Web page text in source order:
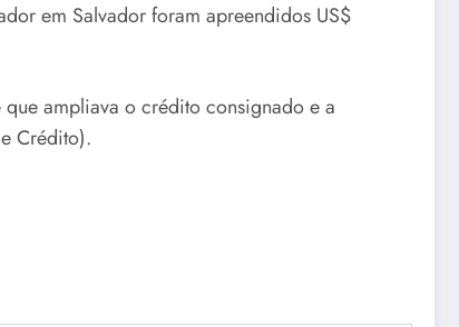
em Salvador foram apreendidos US$
ampliava o crédito consignado e a
Crédito).